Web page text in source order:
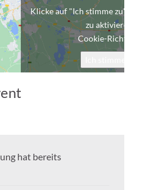
Klicke auf "Ich stimme zu", um
zu aktivieren
Cookie-Richtlinie
hat bereits